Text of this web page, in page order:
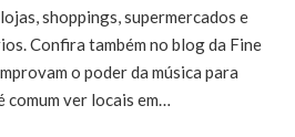
shoppings, supermercados e
Confira também no blog da Fine
o poder da música para
comum ver locais em…